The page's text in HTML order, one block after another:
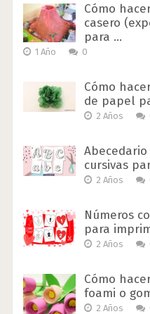
Cómo
casero
para …
1 Año 0
Cómo
de papel
2 Años
cursivas
2 Años
Números
para
2 Años
Cómo
foami o
2 Años